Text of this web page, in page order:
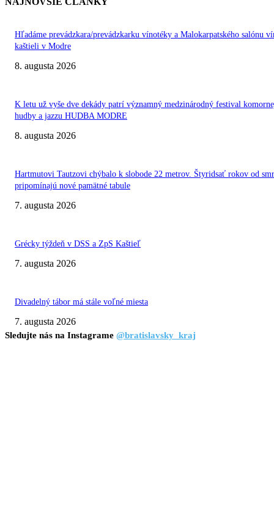
Hľadáme prevádzkara/prevádzkarku vínotéky a Malokarpatského salónu
kaštieli v Modre
8. augusta 2026
K letu už vyše dve dekády patrí významný medzinárodný festival
hudby a jazzu HUDBA MODRE
8. augusta 2026
Hartmutovi Tautzovi chýbalo k slobode 22 metrov. Štyridsať rokov od
pripomínajú nové pamätné tabule
7. augusta 2026
Grécky týždeň v DSS a ZpS Kaštieľ
7. augusta 2026
Divadelný tábor má stále voľné miesta
7. augusta 2026
Sledujte nás na Instagrame @bratislavsky_kraj